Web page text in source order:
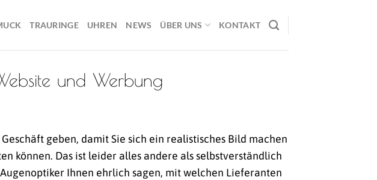
TRAURINGE UHREN NEWS ÜBER UNS KONTAKT
und Werbung
geben, damit Sie sich ein realistisches Bild machen
können. Das ist leider alles andere als selbstverständlich
Ihnen ehrlich sagen, mit welchen Lieferanten